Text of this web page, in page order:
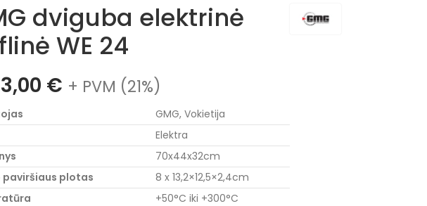
dviguba elektrinė
WE 24
€ + PVM (21%)
GMG, Vokietija
Elektra
70x44x32cm
paviršiaus plotas
8 x 13,2×12,5×2,4cm
+50°C iki +300°C